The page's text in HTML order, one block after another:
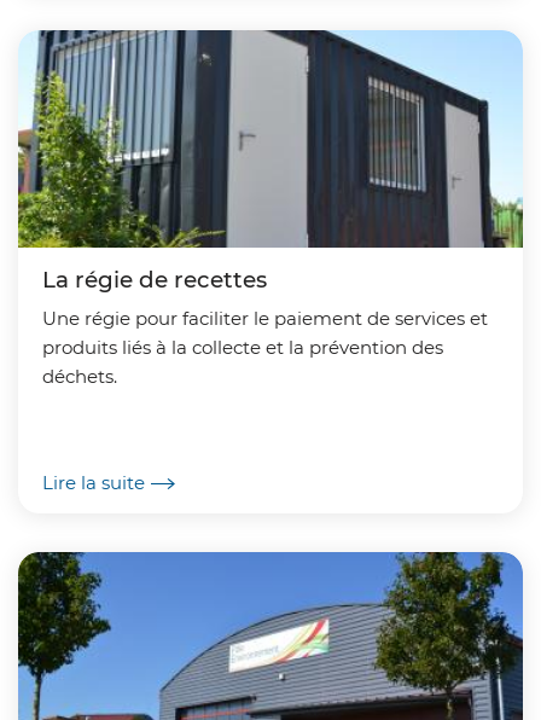
La régie de recettes
Une régie pour faciliter le paiement de services et
produits liés à la collecte et la prévention des
déchets.
Lire la suite